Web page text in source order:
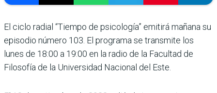
El ciclo radial “Tiempo de psicología” emitirá mañana su
episodio número 103. El programa se transmite los
lunes de 18:00 a 19:00 en la radio de la Facul­tad de
Filosofía de la Univer­sidad Nacional del Este.